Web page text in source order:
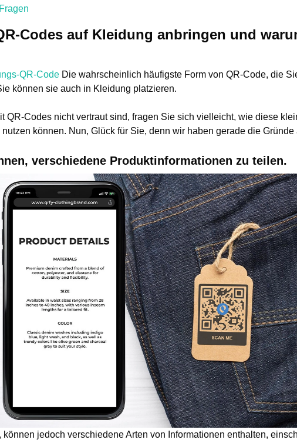
Codes auf Kleidung anbringen und
QR-Code Die wahrscheinlich häufigste Form von QR-Code, die
können sie auch in Kleidung platzieren.
QR-Codes nicht vertraut sind, fragen Sie sich vielleicht, wie diese
können. Nun, Glück für Sie, denn wir haben gerade die Gründe
verschiedene Produktinformationen zu teilen.
jedoch verschiedene Arten von Informationen enthalten,